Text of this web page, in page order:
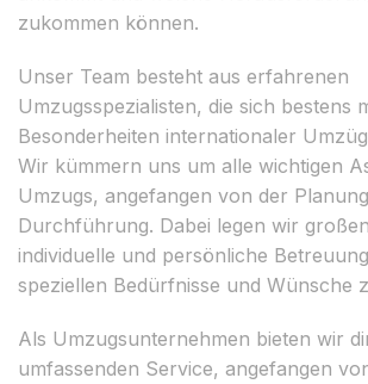
zukommen können.
Unser Team besteht aus erfahrenen
Umzugsspezialisten, die sich bestens
Besonderheiten internationaler
Wir kümmern uns um alle wichtigen
Umzugs, angefangen von der
Durchführung. Dabei legen wir
individuelle und persönliche
speziellen Bedürfnisse und Wünsche
Als Umzugsunternehmen bieten wir
umfassenden Service, angefangen